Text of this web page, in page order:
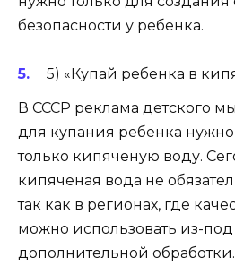
безопасности у ребенка.
5) «Купай ребенка в
В СССР реклама детского
для купания ребенка нужно
только кипяченую воду.
кипяченая вода не
так как в регионах, где
можно использовать из-под
дополнительной обработки.